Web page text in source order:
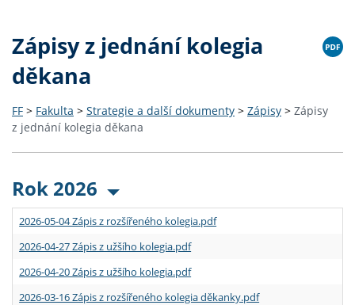
Zápisy z jednání kolegia
děkana
FF > Fakulta > Strategie a další dokumenty > Zápisy > Zápisy
z jednání kolegia děkana
Rok 2026
2026-05-04 Zápis z rozšířeného kolegia.pdf
2026-04-27 Zápis z užšího kolegia.pdf
2026-04-20 Zápis z užšího kolegia.pdf
2026-03-16 Zápis z rozšířeného kolegia děkanky.pdf